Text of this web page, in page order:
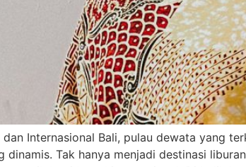
Internasional Bali, pulau dewata yang
Tak hanya menjadi destinasi